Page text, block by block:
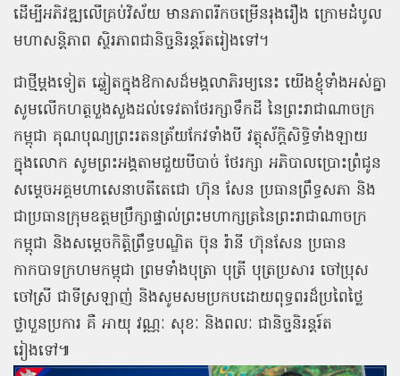
ដើម្បីអភិវឌ្ឍលើគ្រប់វិស័យ មានភាពរីកចម្រើនរុងរឿង ក្រោមដំបូល
មហាសន្តិភាព ស្ថិរភាពជានិច្ចនិរន្តរ៍តរៀងទៅ។
ជាថ្មីម្តងទៀត ឆ្លៀតក្នុងឱកាសដ៏មង្គលាភិរម្យនេះ យើងខ្ញុំទាំងអស់គ្នា
សូមលើកហត្ថបួងសួងដល់ទេវតាថែរក្សាទឹកដី នៃព្រះរាជាណាចក្រ
កម្ពុជា គុណបុណ្យព្រះរតនត្រ័យកែវទាំងបី វត្ថុស័ក្តិសិទ្ធិទាំងឡាយ
ក្នុងលោក សូមព្រះអង្គតាមជួយបីបាច់ ថែរក្សា អភិបាលប្រោះព្រំជូន
សម្ដេចអគ្គមហាសេនាបតីតេជោ ហ៊ុន សែន ប្រធានព្រឹទ្ធសភា និង
ជាប្រធានក្រុមឧត្តមប្រឹក្សាផ្ទាល់ព្រះមហាក្សត្រនៃព្រះរាជាណាចក្រ
កម្ពុជា និងសម្ដេចកិត្តិព្រឹទ្ធបណ្ឌិត ប៊ុន រ៉ានី ហ៊ុនសែន ប្រធាន
កាកបាទក្រហមកម្ពុជា ព្រមទាំងបុត្រា បុត្រី បុត្រប្រសារ ចៅប្រុស
ចៅស្រី ជាទីស្រឡាញ់ និងសូមសមប្រកបដោយពុទ្ធពរដ៏ប្រពៃថ្លៃ
ថ្លាបួនប្រការ គឺ អាយុ វណ្ណៈ សុខៈ និងពលៈ ជានិច្ចនិរន្តរ៍ត
រៀងទៅ៕